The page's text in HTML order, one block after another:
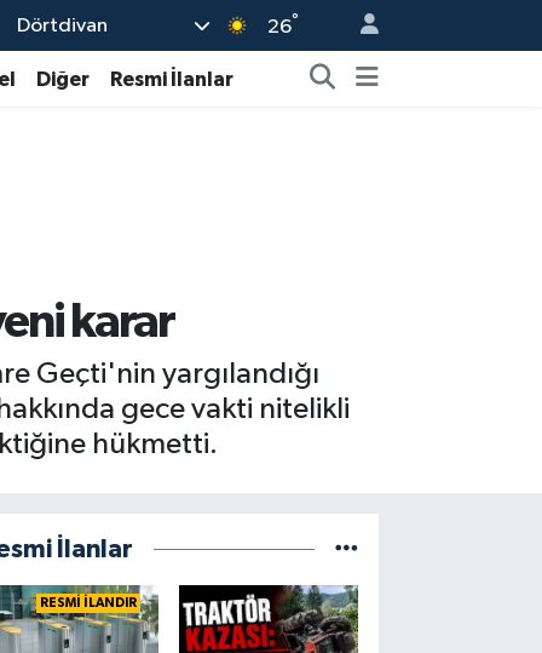
Dörtdivan 26°
Diğer Resmi İlanlar
karar
Geçti'nin yargılandığı
gece vakti nitelikli
hükmetti.
İlanlar
RESMİ İLANDIR